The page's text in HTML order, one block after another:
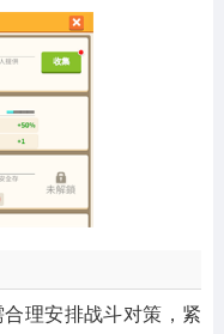
理安排战斗对策，紧